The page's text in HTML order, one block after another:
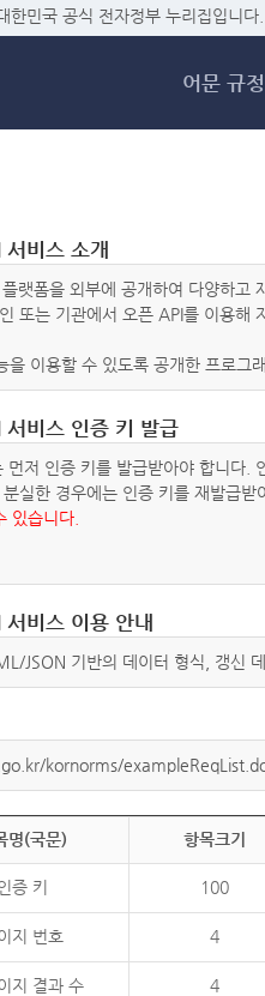
메
한민국 공식 전자정부 누리집입니다.
어문 규정
비스 소개
랫폼을 외부에 공개하여 다양하
또는 기관에서 오픈 API를 이용해
을 이용할 수 있도록 공개한 프로그
비스 인증 키 발급
먼저 인증 키를 발급받아야 합니다
실한 경우에는 인증 키를 재발급받
있습니다.
비스 이용 안내
JSON 기반의 데이터 형식, 갱신
kornorms/
명(국문) 항목크기
증 키 100
지 번호 4
지 결과 수 4